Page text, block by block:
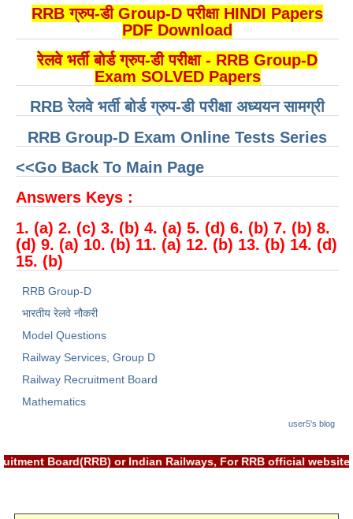
RRB ग्रुप-डी Group-D परीक्षा HINDI Papers
PDF Download
रेलवे भर्ती बोर्ड ग्रुप-डी परीक्षा - RRB Group-D
Exam SOLVED Papers
RRB रेलवे भर्ती बोर्ड ग्रुप-डी परीक्षा अध्ययन सामग्री
RRB Group-D Exam Online Tests Series
<<Go Back To Main Page
Answers Keys :
1. (a) 2. (c) 3. (b) 4. (a) 5. (d) 6. (b) 7. (b) 8.
(d) 9. (a) 10. (b) 11. (a) 12. (b) 13. (b) 14. (d)
15. (b)
RRB Group-D
भारतीय रेलवे नौकरी
Model Questions
Railway Services, Group D
Railway Recruitment Board
Mathematics
user5's blog
Recruitment Board(RRB) or Indian Railways, For RRB official